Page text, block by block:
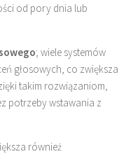
od pory dnia lub
; wiele systemów
głosowych, co zwiększa
takim rozwiązaniom,
potrzeby wstawania z
również